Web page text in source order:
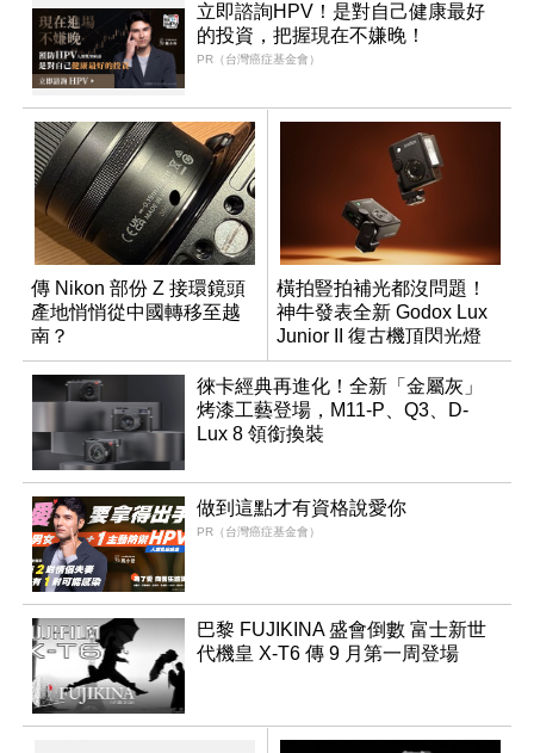
立即諮詢HPV！是對自己健康最好
的投資，把握現在不嫌晚！
PR（台灣癌症基金會）
傳 Nikon 部份 Z 接環鏡頭
產地悄悄從中國轉移至越
南？
橫拍豎拍補光都沒問題！
神牛發表全新 Godox Lux
Junior II 復古機頂閃光燈
徠卡經典再進化！全新「金屬灰」
烤漆工藝登場，M11-P、Q3、D-
Lux 8 領銜換裝
做到這點才有資格說愛你
PR（台灣癌症基金會）
巴黎 FUJIKINA 盛會倒數 富士新世
代機皇 X-T6 傳 9 月第一周登場